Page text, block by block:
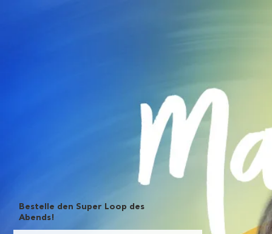
Bestelle den Super Loop des
Abends!